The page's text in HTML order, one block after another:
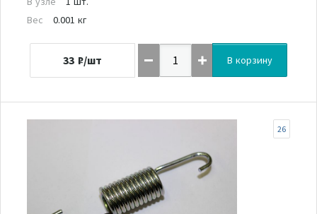
Вес
0.001 кг
33 ₽/шт В корзину
26